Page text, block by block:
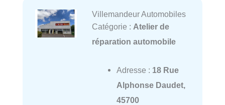
Villemandeur Automobiles
Catégorie : Atelier de
réparation automobile
Adresse : 18 Rue
Alphonse Daudet,
45700